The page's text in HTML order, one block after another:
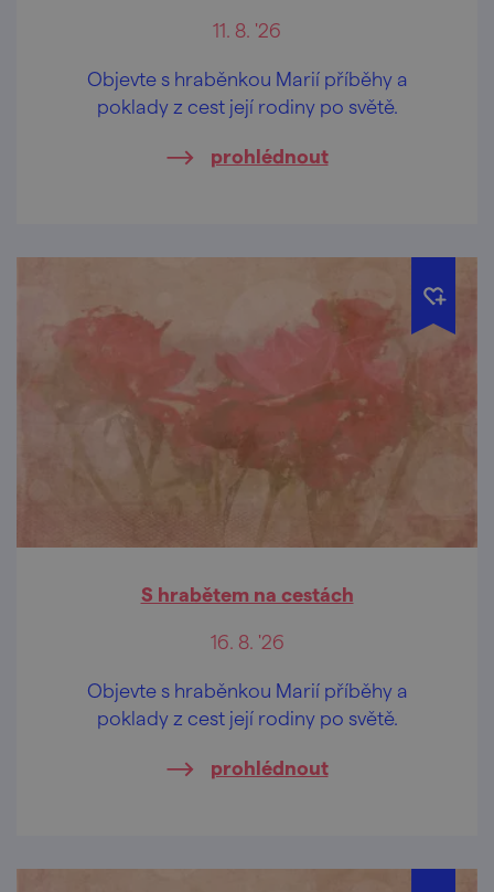
11. 8. '26
Objevte s hraběnkou Marií příběhy a
poklady z cest její rodiny po světě.
prohlédnout
S hrabětem na cestách
16. 8. '26
Objevte s hraběnkou Marií příběhy a
poklady z cest její rodiny po světě.
prohlédnout